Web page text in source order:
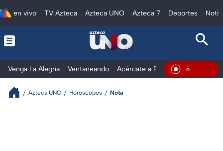
en vivo TV Azteca Azteca UNO Azteca 7 Deportes
Venga La Alegría Ventaneando Acércate a Rocío Al ExtremoEn Vivo
Azteca UNO Horóscopos Nota